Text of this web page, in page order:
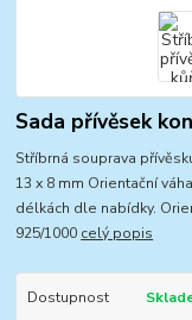
Sada přívěsek
Stříbrná souprava
13 x 8 mm Orientační
délkách dle nabídky.
925/1000 celý popis
Dostupnost